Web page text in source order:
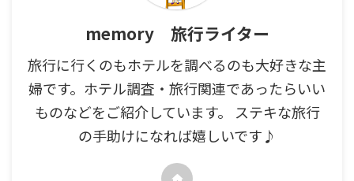
memory 旅行ライター
旅行に行くのもホテルを調べるのも大好きな主
婦です。ホテル調査・旅行関連であったらいい
ものなどをご紹介しています。 ステキな旅行
の手助けになれば嬉しいです♪